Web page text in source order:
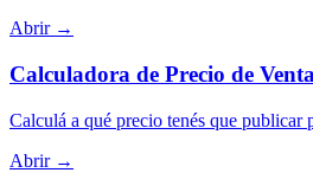
Abrir →
Calculadora de Precio de
Calculá a qué precio tenés que publicar
Abrir →